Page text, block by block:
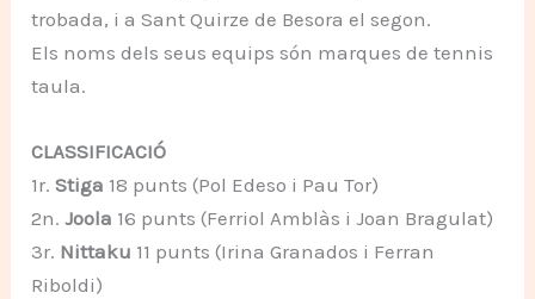
trobada, i a Sant Quirze de Besora el segon.
Els noms dels seus equips són marques de tennis
taula.
CLASSIFICACIÓ
1r.Stiga 18 punts (Pol Edeso i Pau Tor)
2n.Joola 16 punts (Ferriol Amblàs i Joan Bragulat)
3r. Nittaku 11 punts (Irina Granados i Ferran
Riboldi)